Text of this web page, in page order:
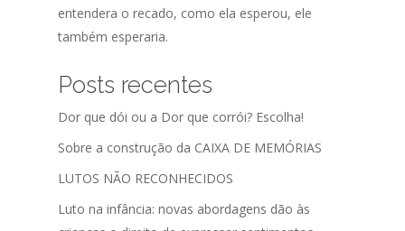
entendera o recado, como ela esperou, ele
também esperaria.
Posts recentes
Dor que dói ou a Dor que corrói? Escolha!
Sobre a construção da CAIXA DE MEMÓRIAS
LUTOS NÃO RECONHECIDOS
Luto na infância: novas abordagens dão às